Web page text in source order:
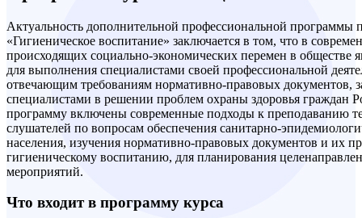
Актуальность дополнительной профессиональной
«Гигиеническое воспитание» заключается в том, что в
происходящих социально-экономических перемен в обществе
для выполнения специалистами своей профессиональной
отвечающим требованиям нормативно-правовых документов,
специалистами в решении проблем охраны здоровья граждан
программу включены современные подходы к преподаванию
слушателей по вопросам обеспечения санитарно-
населения, изучения нормативно-правовых документов и их
гигиеническому воспитанию, для планирования
мероприятий.
Что входит в программу курса